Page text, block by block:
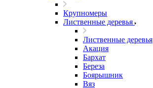
Крупномеры
Лиственные деревья
Лиственные деревья
Акация
Бархат
Береза
Боярышник
Вяз